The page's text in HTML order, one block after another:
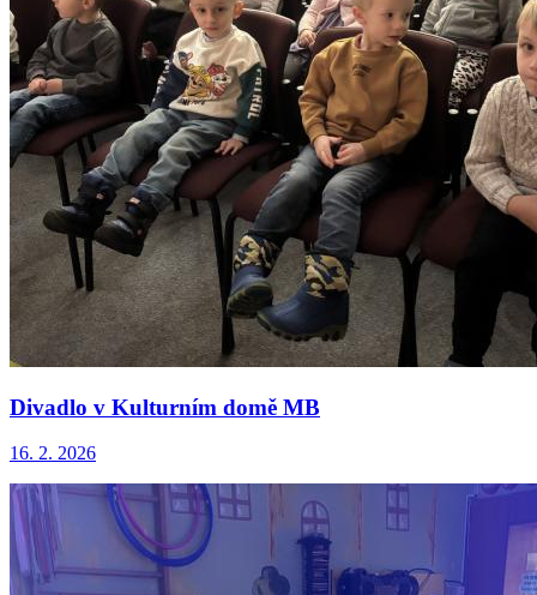
Divadlo v Kulturním domě MB
16. 2. 2026